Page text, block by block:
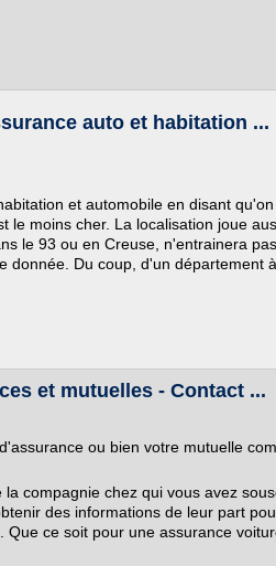
auto et habitation ...
et automobile en disant
le moins cher. La localisation joue
le 93 ou en Creuse, n'entrainera
Du coup, d'un département
et mutuelles - Contact ...
ou bien votre mutuelle
compagnie chez qui vous avez
des informations de leur part
ce soit pour une assurance